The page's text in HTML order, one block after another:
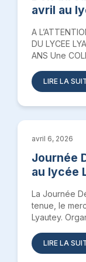
avril au
A
DU LYCEE
ANS Une
LIRE LA
avril 6, 2026
Journée
au lycée
La Journée
tenue, le
Lyautey.
LIRE LA